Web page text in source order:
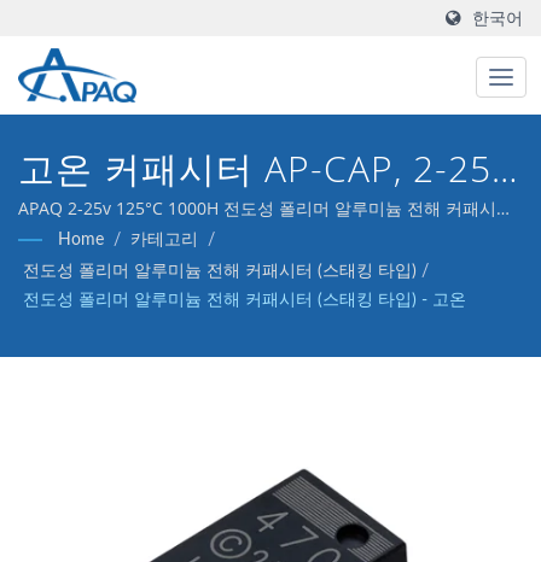
한국어
고온 커패시터 AP-CAP, 2-25v
125°C 1000H
APAQ 2-25v 125°C 1000H 전도성 폴리머 알루미늄 전해 커패시터
(AP-CAP)
Home / 카테고리
/
전도성 폴리머 알루미늄 전해 커패시터 (스태킹 타입) /
전도성 폴리머 알루미늄 전해 커패시터 (스태킹 타입) - 고온